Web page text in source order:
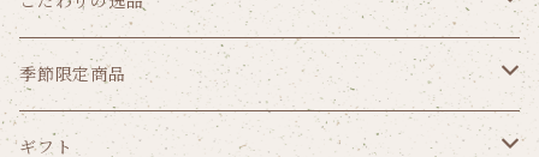
クッキー
パウンドケーキ
季節限定商品
ゼリー
ギフト